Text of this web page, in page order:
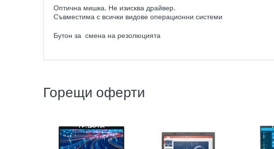
Оптична мишка. Не изисква драйвер.
Съвместима с всички видове операционни системи
Бутон за смена на резолюцията
Горещи оферти
ГР. ВАРНА